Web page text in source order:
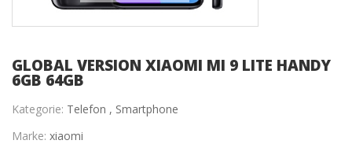
GLOBAL VERSION XIAOMI MI 9 LITE HANDY
6GB 64GB
Kategorie: Telefon , Smartphone
Marke: xiaomi